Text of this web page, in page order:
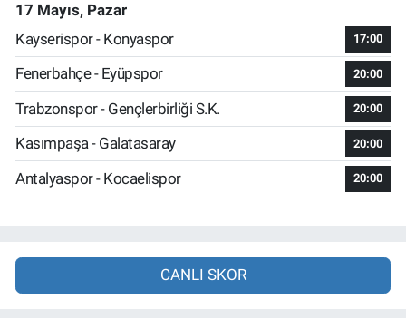
17 Mayıs, Pazar
Kayserispor - Konyaspor
17:00
Fenerbahçe - Eyüpspor 20:00
Trabzonspor - Gençlerbirliği S.K. 20:00
Kasımpaşa - Galatasaray 20:00
Antalyaspor - Kocaelispor 20:00
CANLI SKOR